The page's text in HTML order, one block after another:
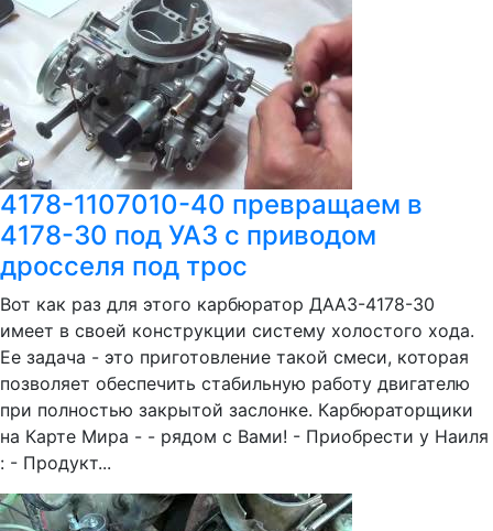
4178-1107010-40 превращаем в
4178-30 под УАЗ с приводом
дросселя под трос
Вот как раз для этого карбюратор ДААЗ-4178-30
имеет в своей конструкции систему холостого хода.
Ее задача - это приготовление такой смеси, которая
позволяет обеспечить стабильную работу двигателю
при полностью закрытой заслонке. Карбюраторщики
на Карте Мира - - рядом с Вами! - Приобрести у Наиля
: - Продукт...